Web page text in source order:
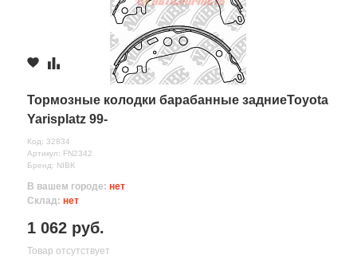
Октября 83 в
≈ 3д.
895 руб.
с.Новая Усмань,
ул.Коминтерновская
1А
≈ 24ч.
895 руб.
1 шт.
с.Новая Усмань,
Комментарий
Тормозные колодки барабанные задниеToyota
Yarisplatz 99-
Код: 32834
Артикул: FN2342
Бренд: NIBK
В вашем городе: нет
Склад: нет
1 062 руб.
Товар отсутствует